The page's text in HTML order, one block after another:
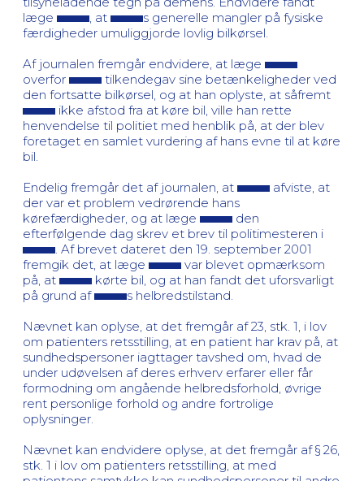
læge
, at
s generelle mangler på fysiske
færdigheder umuliggjorde lovlig bilkørsel.
Af journalen fremgår endvidere, at læge
overfor
tilkendegav sine betænkeligheder ved
den fortsatte bilkørsel, og at han oplyste, at såfremt
ikke afstod fra at køre bil, ville han rette
henvendelse til politiet med henblik på, at der blev
foretaget en samlet vurdering af hans evne til at køre
bil.
Endelig fremgår det af journalen, at
afviste, at
der var et problem vedrørende hans
kørefærdigheder, og at læge
den
efterfølgende dag skrev et brev til politimesteren i
. Af brevet dateret den 19. september 2001
fremgik det, at læge
var blevet opmærksom
på, at
kørte bil, og at han fandt det uforsvarligt
på grund af
s helbredstilstand.
Nævnet kan oplyse, at det fremgår af 23, stk. 1, i lov
om patienters retsstilling, at en patient har krav på, at
sundhedspersoner iagttager tavshed om, hvad de
under udøvelsen af deres erhverv erfarer eller får
formodning om angående helbredsforhold, øvrige
rent personlige forhold og andre fortrolige
oplysninger.
Nævnet kan endvidere oplyse, at det fremgår af § 26,
stk. 1 i lov om patienters retsstilling, at med